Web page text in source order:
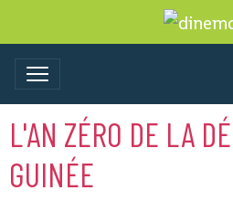
L'AN ZÉRO DE LA
GUINÉE